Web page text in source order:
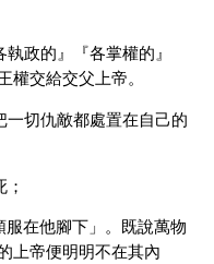
政的』『各掌權的』
權交給交父上帝。
切仇敵都處置在自己的
在他腳下」。既說萬物
上帝便明明不在其內